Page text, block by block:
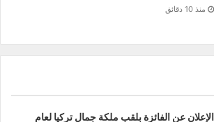
منذ 10 دقائق
الإعلان عن الفائزة بلقب ملكة جمال تركيا لعام